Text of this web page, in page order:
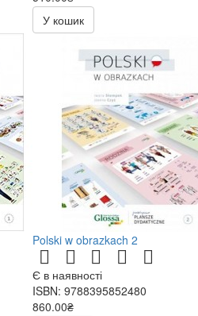
У кошик
Polski w obrazkach 2
Є в наявності
ISBN: 9788395852480
860.00₴